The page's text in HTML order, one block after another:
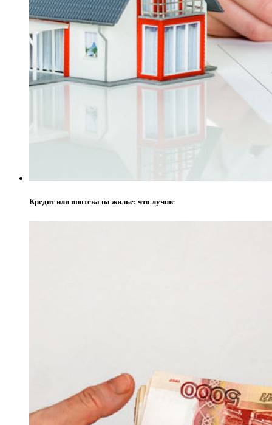
Кредит или ипотека на жилье: что лучше